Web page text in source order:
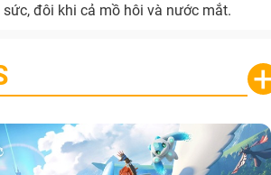
đôi khi cả mồ hôi và nước mắt.